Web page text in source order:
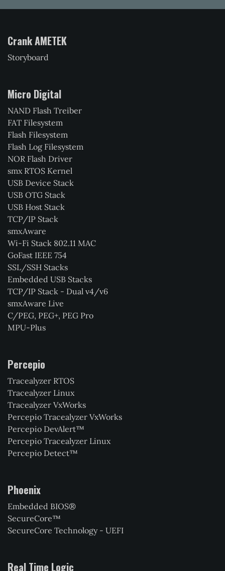
Crank AMETEK
Storyboard
Micro Digital
NAND Flash Treiber
FAT Filesystem
Flash Filesystem
Flash Log Filesystem
NOR Flash Driver
smx RTOS Kernel
USB Device Stack
USB OTG Stack
USB Host Stack
TCP/IP Stack
smxAware
Wi-Fi Stack 802.11 MAC
GoFast IEEE 754
SSL/SSH Stacks
Embedded USB Stacks
TCP/IP Stack - Dual v4/v6
smxAware Live
C/PEG, PEG+, PEG Pro
MPU-Plus
Percepio
Tracealyzer RTOS
Tracealyzer Linux
Tracealyzer VxWorks
Percepio Tracealyzer VxWorks
Percepio DevAlert™
Percepio Tracealyzer Linux
Percepio Detect™
Phoenix
Embedded BIOS®
SecureCore™
SecureCore Technology - UEFI
Real Time Logic